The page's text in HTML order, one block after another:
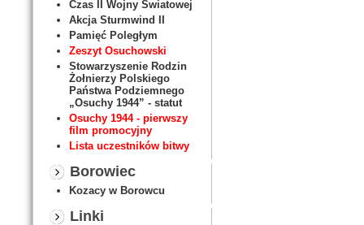
Czas II Wojny Światowej
Akcja Sturmwind II
Pamięć Poległym
Zeszyt Osuchowski
Stowarzyszenie Rodzin
Żołnierzy Polskiego
Państwa Podziemnego
„Osuchy 1944” - statut
Osuchy 1944 - pierwszy
film promocyjny
Lista uczestników bitwy
Borowiec
Kozacy w Borowcu
Linki